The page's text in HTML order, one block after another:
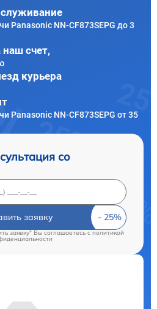
Panasonic NN-CF873SEPG до 3
наш счет,
курьера
Panasonic NN-CF873SEPG от 35
со
заявку
заявку" Вы соглашаетесь cполитикой